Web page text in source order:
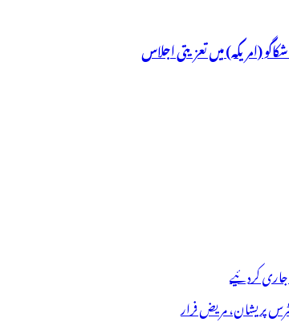
(امریکہ) میں تعزیتی اجلاس
کردئیے
پریشان، مریض فرار